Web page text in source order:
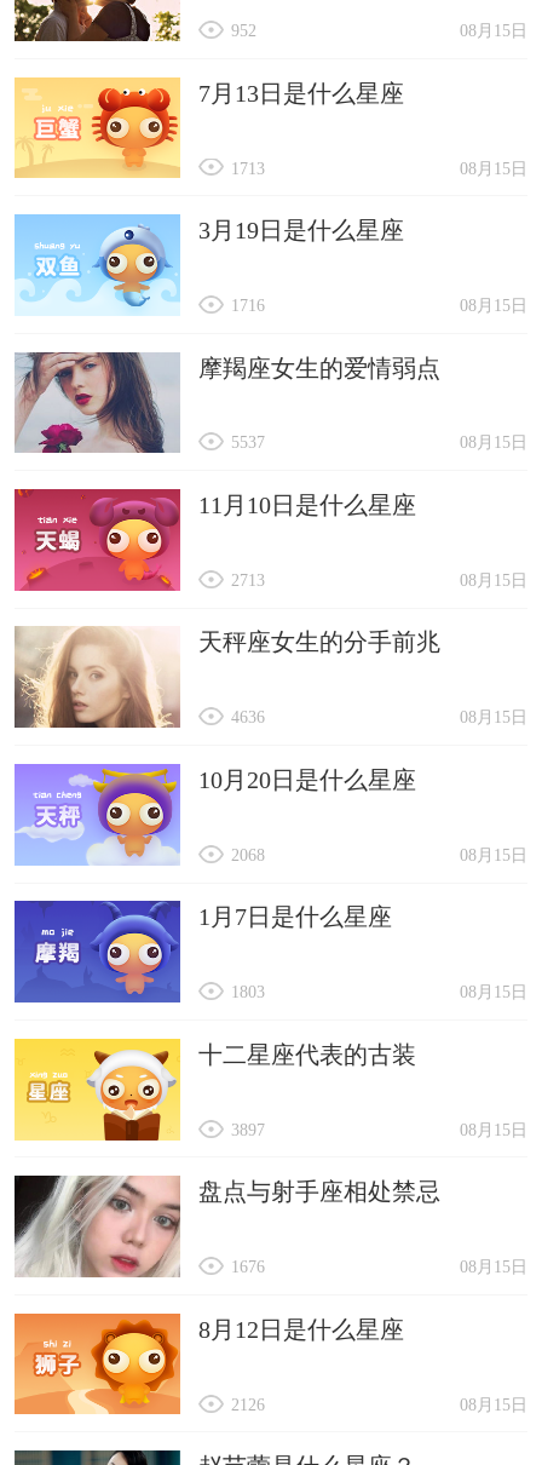
08月15日
952
7月13日是什么星座
08月15日
1713
3月19日是什么星座
08月15日
1716
摩羯座女生的爱情弱点
08月15日
5537
11月10日是什么星座
08月15日
2713
天秤座女生的分手前兆
08月15日
4636
10月20日是什么星座
08月15日
2068
1月7日是什么星座
08月15日
1803
十二星座代表的古装
08月15日
3897
盘点与射手座相处禁忌
08月15日
1676
8月12日是什么星座
08月15日
2126